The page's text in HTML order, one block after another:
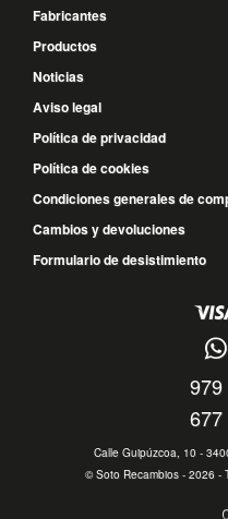
Fabricantes
Productos
Noticias
Aviso legal
Política de privacidad
Política de cookies
Condiciones generales de
Cambios y devoluciones
Formulario de desistimiento
979
677
Calle Guipúzcoa, 10 -
©Soto Recambios- 2026 -